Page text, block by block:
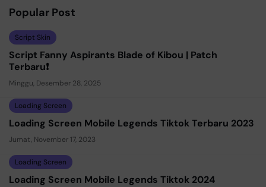
Popular Post
Script Skin
Script Fanny Aspirants Blade of Kibou | Patch
Terbaru❗
Minggu, Desember 28, 2025
Loading Screen
Loading Screen Mobile Legends Tiktok Terbaru 2023
Jumat, November 17, 2023
Loading Screen
Loading Screen Mobile Legends Tiktok 2024